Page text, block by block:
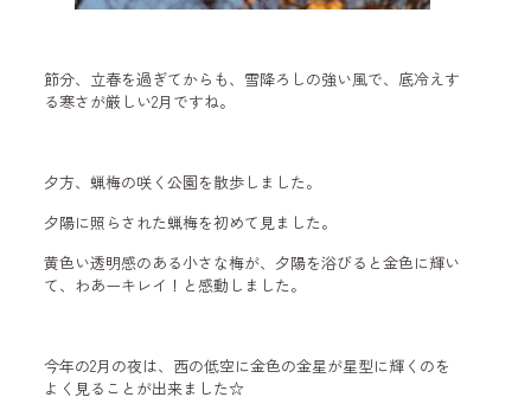
節分、立春を過ぎてからも、雪降ろしの強い風で、底冷えす
る寒さが厳しい2月ですね。
夕方、蝋梅の咲く公園を散歩しました。
夕陽に照らされた蝋梅を初めて見ました。
黄色い透明感のある小さな梅が、夕陽を浴びると金色に輝い
て、わあーキレイ！と感動しました。
今年の2月の夜は、西の低空に金色の金星が星型に輝くのを
よく見ることが出来ました☆